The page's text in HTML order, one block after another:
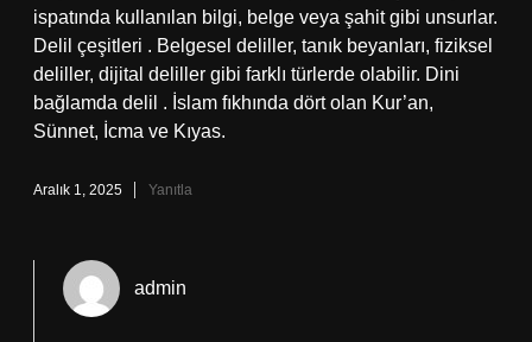
ispatında kullanılan bilgi, belge veya şahit gibi unsurlar.
Delil çeşitleri . Belgesel deliller, tanık beyanları, fiziksel
deliller, dijital deliller gibi farklı türlerde olabilir. Dini
bağlamda delil . İslam fıkhında dört olan Kur’an,
Sünnet, İcma ve Kıyas.
Aralık 1, 2025 Yanıtla
admin